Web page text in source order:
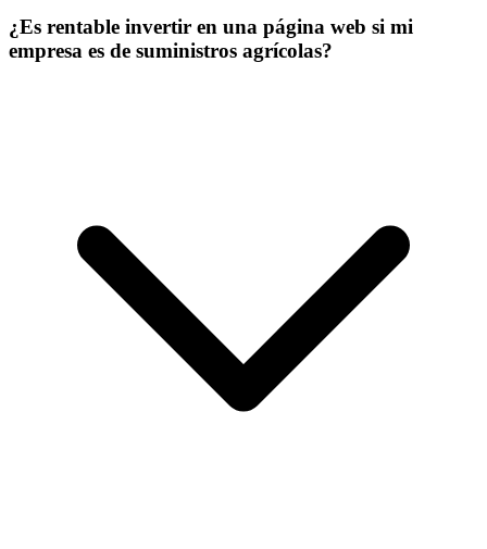
¿Es rentable invertir en una página web si mi
empresa es de suministros agrícolas?